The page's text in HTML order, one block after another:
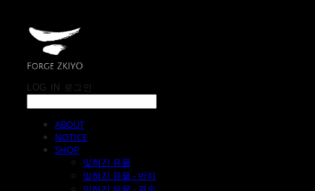
LOG IN 로그인
ABOUT
NOTICE
SHOP
잊혀진 유물
잊혀진 유물 - 반지